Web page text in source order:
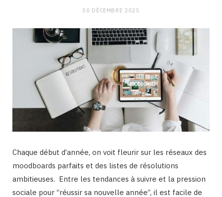
30 DÉCEMBRE 2025
Chaque début d’année, on voit fleurir sur les réseaux des
moodboards parfaits et des listes de résolutions
ambitieuses. Entre les tendances à suivre et la pression
sociale pour “réussir sa nouvelle année”, il est facile de